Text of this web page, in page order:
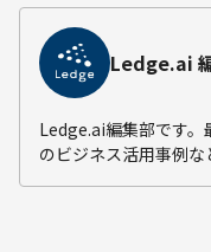
Ledge.ai
Ledge.ai編集部です。
のビジネス活用事例な